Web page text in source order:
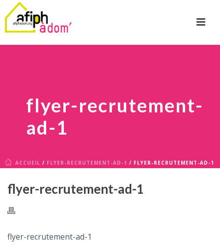
flyer-recrutement-
ad-1
ACCUEIL / FLYER-RECRUTEMENT-AD-1 / FLYER-RECRUTEMENT-AD-1
flyer-recrutement-ad-1
flyer-recrutement-ad-1